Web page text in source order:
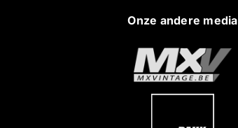
Onze andere media